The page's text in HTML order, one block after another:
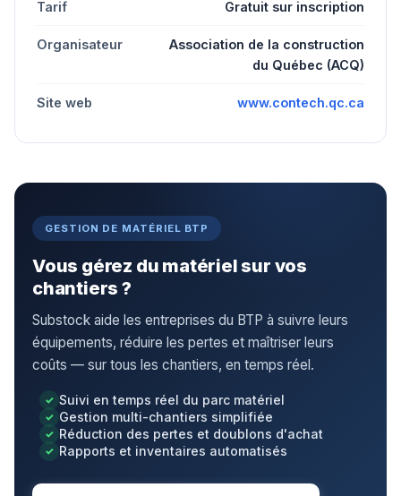
Tarif Gratuit sur inscription
Organisateur
Association de la construction
du Québec (ACQ)
Site web www.contech.qc.ca
GESTION DE MATÉRIEL BTP
Vous gérez du matériel sur vos
chantiers ?
Substock aide les entreprises du BTP à suivre leurs
équipements, réduire les pertes et maîtriser leurs
coûts — sur tous les chantiers, en temps réel.
Suivi en temps réel du parc matériel
Gestion multi-chantiers simplifiée
Réduction des pertes et doublons d'achat
Rapports et inventaires automatisés